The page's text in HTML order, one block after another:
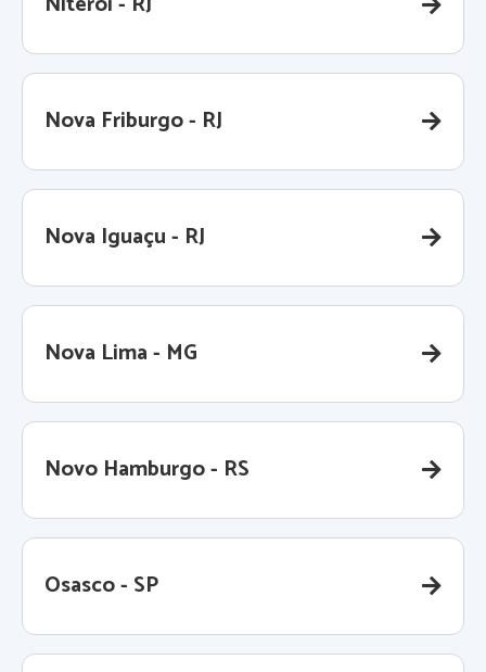
Nova Friburgo - RJ
Nova Iguaçu - RJ
Nova Lima - MG
Novo Hamburgo - RS
Osasco - SP